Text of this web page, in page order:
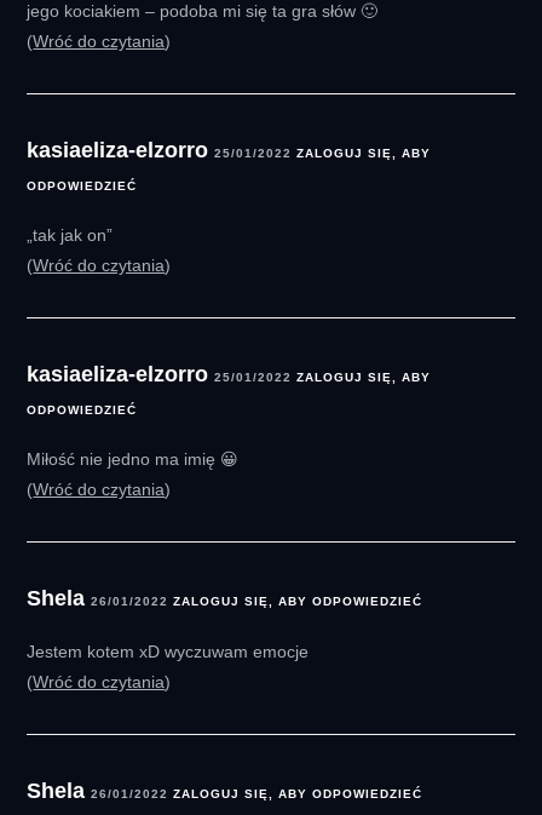
jego kociakiem – podoba mi się ta gra słów 🙂
Wróć do czytania
kasiaeliza-elzorro 25/01/2022 ZALOGUJ SIĘ, ABY
ODPOWIEDZIEĆ
„tak jak on”
Wróć do czytania
kasiaeliza-elzorro 25/01/2022 ZALOGUJ SIĘ, ABY
ODPOWIEDZIEĆ
Miłość nie jedno ma imię 😀
Wróć do czytania
Shela 26/01/2022 ZALOGUJ SIĘ, ABY ODPOWIEDZIEĆ
Jestem kotem xD wyczuwam emocje
Wróć do czytania
Shela 26/01/2022 ZALOGUJ SIĘ, ABY ODPOWIEDZIEĆ